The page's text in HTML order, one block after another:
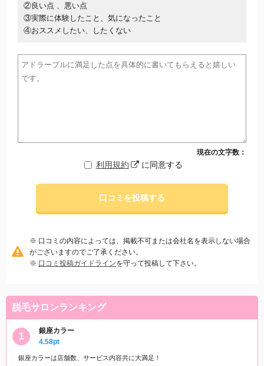
②良い点 、悪い点
③実際に体験したこと、気になったこと
④おススメしたい、したくない
現在の文字数：
利用規約 に同意する
口コミを投稿する
※ 口コミの内容によっては、掲載不可または会社名を表示しない場合
がございますのでご了承ください。
※ 口コミ投稿ガイドラインを守って投稿して下さい。
脱毛サロンランキング
銀座カラー
4.58pt
銀座カラーは店舗数、サービス内容共に大満足！